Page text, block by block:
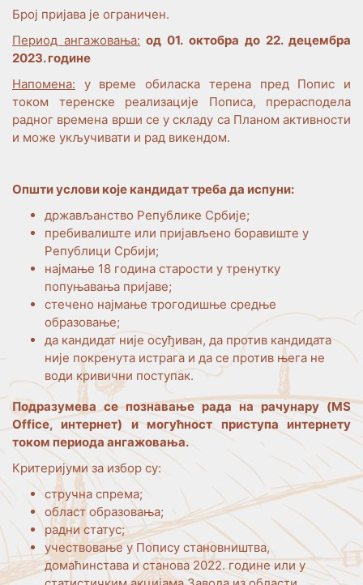
Број пријава је ограничен.
Период ангажовања: од 01. октобра до 22. децембра
2023. године
Напомена: у време обиласка терена пред Попис и
током теренске реализације Пописа, прерасподела
радног времена врши се у складу са Планом активности
и може укључивати и рад викендом.
Општи услови које кандидат треба да испуни:
држављанство Републике Србије;
пребивалиште или пријављено боравиште у
Републици Србији;
најмање 18 година старости у тренутку
попуњавања пријаве;
стечено најмање трогодишње средње
образовање;
да кандидат није осуђиван, да против кандидата
није покренута истрага и да се против њега не
води кривични поступак.
Подразумева се познавање рада на рачунару (MS
Office, интернет) и могућност приступа интернету
током периода ангажовања.
Критеријуми за избор су:
стручна спрема;
област образовања;
радни статус;
учествовање у Попису становништва,
домаћинстава и станова 2022. године или у